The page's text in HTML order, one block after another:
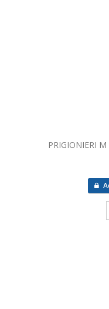
PRIGIONIERI